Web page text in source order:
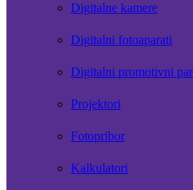
Digitalne kamere
Digitalni fotoaparati
Digitalni promotivni
Projektori
Fotopribor
Kalkulatori